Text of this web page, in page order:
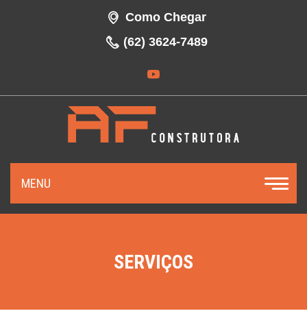
Como Chegar
(62) 3624-7489
MENU
SERVIÇOS